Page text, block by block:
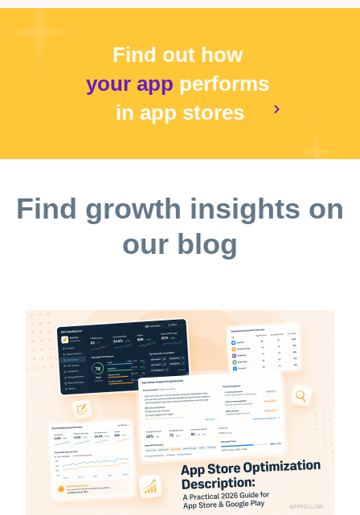
まな心理的効果を獲得するに至るまでの長い歴史や背景が
必ず存在します。各トーンには、それぞれ作曲家について
の解説や元となる楽曲がなぜそのような効果をもたらすの
という方の鑑賞ガイドとして、あるいは小さなお子様に教
育のアイテムとしてもお使いいただくことができます。
「Harmonized Binaural Beat」の効果は、ヘッドフォンを
着用して聴くことで飛躍的に高まります。アプリの用途・
のアプリは主に安静時におけるリラックス効果を促すもの
ですので、車の運転中や危険の伴う作業時にはご使用にな
らないでください。また、iPhone,iPad本体以外で再生させ
た場合（スピーカー付きのDockなど）、必要以上の低周波
Find out how
your app performs
in app stores
Find growth insights on
our blog